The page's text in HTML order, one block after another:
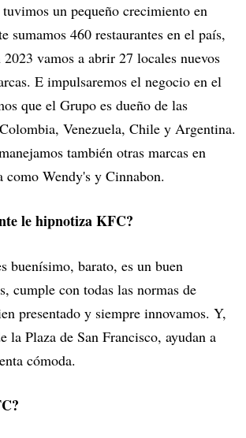
un pequeño crecimiento en
sumamos 460 restaurantes en el país,
vamos a abrir 27 locales nuevos
E impulsaremos el negocio en el
que el Grupo es dueño de las
Venezuela, Chile y Argentina.
también otras marcas en
Wendy's y Cinnabon.
le hipnotiza KFC?
buenísimo, barato, es un buen
cumple con todas las normas de
presentado y siempre innovamos. Y,
la Plaza de San Francisco, ayudan a
cómoda.